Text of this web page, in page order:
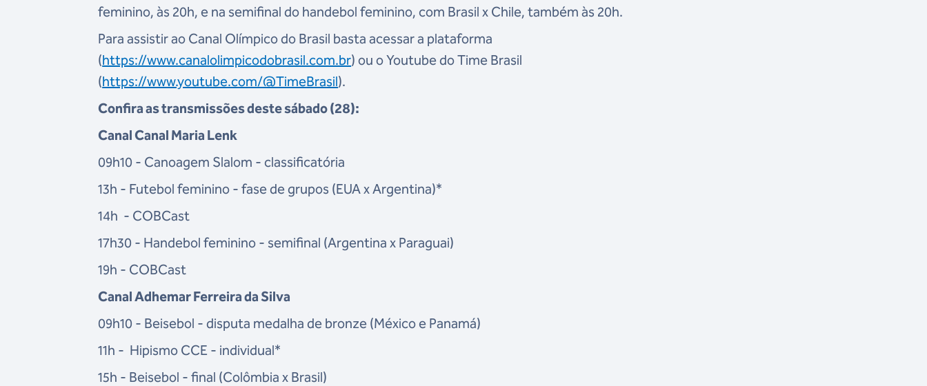
feminino, às 20h, e na semifinal do handebol feminino, com Brasil x Chile, também às 20h.
Para assistir ao Canal Olímpico do Brasil basta acessar a plataforma
(https://www.canalolimpicodobrasil.com.br) ou o Youtube do Time Brasil
(https://www.youtube.com/@TimeBrasil).
Confira as transmissões deste sábado (28):
Canal Canal Maria Lenk
09h10 - Canoagem Slalom - classificatória
13h - Futebol feminino - fase de grupos (EUA x Argentina)*
14h - COBCast
17h30 - Handebol feminino - semifinal (Argentina x Paraguai)
19h - COBCast
Canal Adhemar Ferreira da Silva
09h10 - Beisebol - disputa medalha de bronze (México e Panamá)
11h - Hipismo CCE - individual*
15h - Beisebol - final (Colômbia x Brasil)